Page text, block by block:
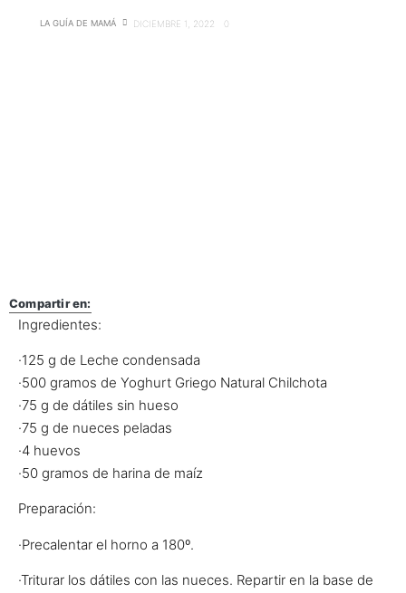
LA GUÍA DE MAMÁ DICIEMBRE 1, 2022 0
Compartir en:
Ingredientes:
·125 g de Leche condensada
·500 gramos de Yoghurt Griego Natural Chilchota
·75 g de dátiles sin hueso
·75 g de nueces peladas
·4 huevos
·50 gramos de harina de maíz
Preparación:
·Precalentar el horno a 180º.
·Triturar los dátiles con las nueces. Repartir en la base de